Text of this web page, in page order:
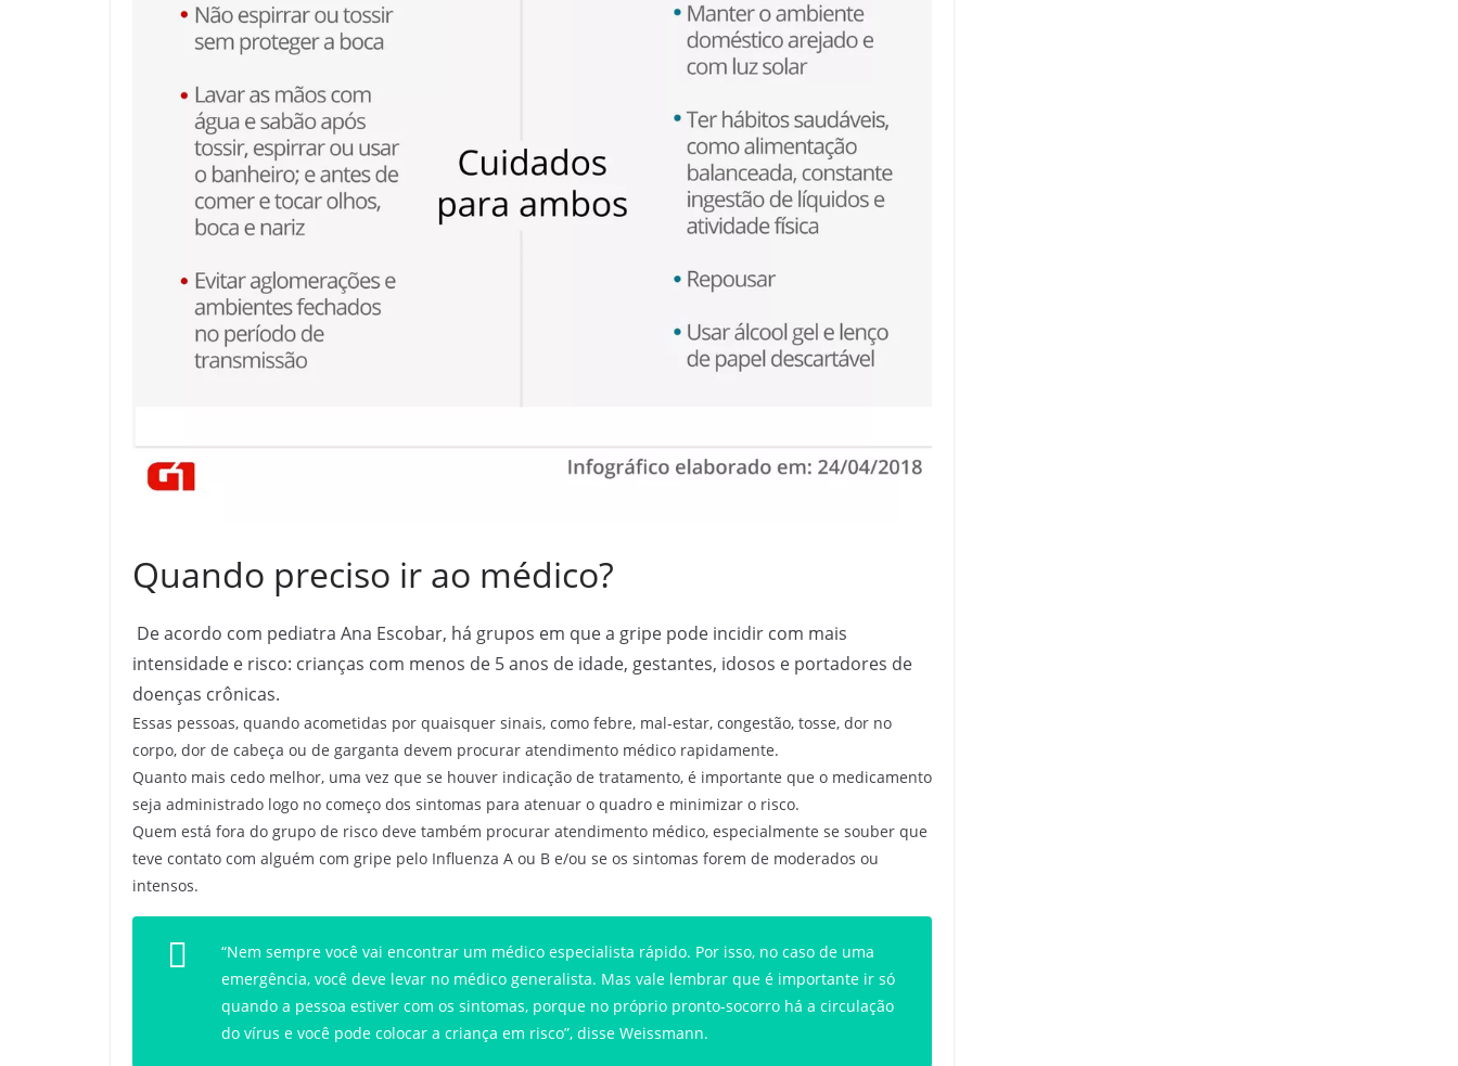
Quando preciso ir ao médico?
De acordo com pediatra Ana Escobar, há grupos em que a gripe pode incidir com mais
intensidade e risco: crianças com menos de 5 anos de idade, gestantes, idosos e portadores de
doenças crônicas.
Essas pessoas, quando acometidas por quaisquer sinais, como febre, mal-estar, congestão, tosse, dor no
corpo, dor de cabeça ou de garganta devem procurar atendimento médico rapidamente.
Quanto mais cedo melhor, uma vez que se houver indicação de tratamento, é importante que o medicamento
seja administrado logo no começo dos sintomas para atenuar o quadro e minimizar o risco.
Quem está fora do grupo de risco deve também procurar atendimento médico, especialmente se souber que
teve contato com alguém com gripe pelo Influenza A ou B e/ou se os sintomas forem de moderados ou
intensos.
“Nem sempre você vai encontrar um médico especialista rápido. Por isso, no caso de uma
emergência, você deve levar no médico generalista. Mas vale lembrar que é importante ir só
quando a pessoa estiver com os sintomas, porque no próprio pronto-socorro há a circulação
do vírus e você pode colocar a criança em risco”, disse Weissmann.